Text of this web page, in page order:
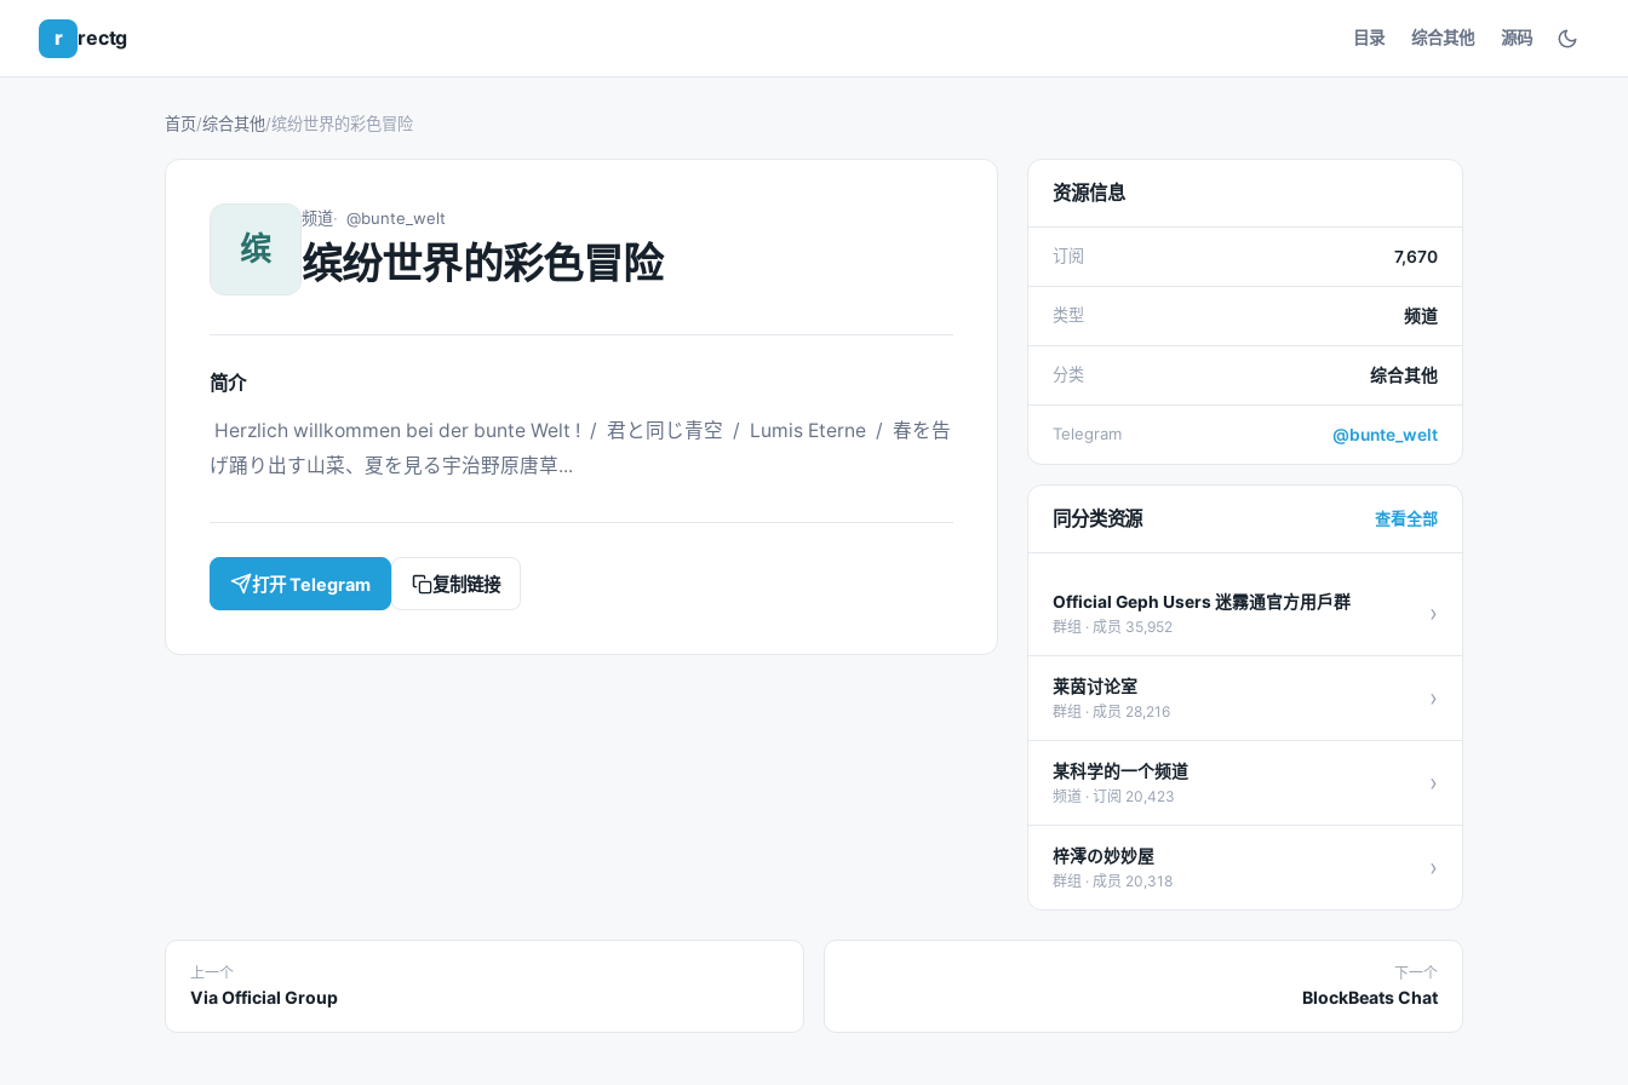
r rectg 目录 综合其他 源码
首页/综合其他/缤纷世界的彩色冒险
缤
频道 @bunte_welt
缤纷世界的彩色冒险
简介
げ踊り出す山菜、夏を見る宇治野原唐草...
打开 Telegram 复制链接
资源信息
订阅 7,670
类型 频道
分类 综合其他
Telegram @bunte_welt
同分类资源 查看全部
Official Geph Users 迷霧通官方用戶群
群组 · 成员 35,952 ›
莱茵讨论室
群组 · 成员 28,216 ›
某科学的一个频道
频道 · 订阅 20,423 ›
梓澪の妙妙屋
群组 · 成员 20,318 ›
上一个
Via Official Group
下一个
BlockBeats Chat